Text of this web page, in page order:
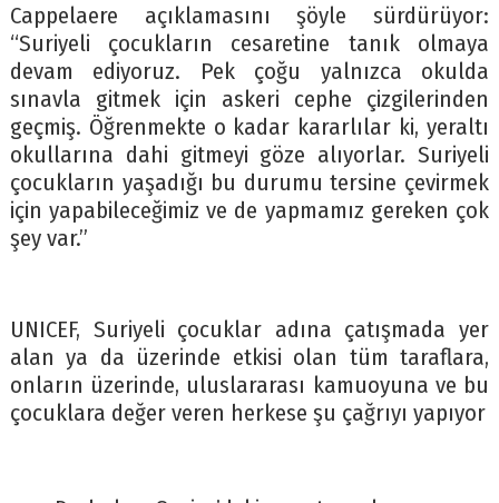
Cappelaere açıklamasını şöyle sürdürüyor:
“Suriyeli çocukların cesaretine tanık olmaya
devam ediyoruz. Pek çoğu yalnızca okulda
sınavla gitmek için askeri cephe çizgilerinden
geçmiş. Öğrenmekte o kadar kararlılar ki, yeraltı
okullarına dahi gitmeyi göze alıyorlar. Suriyeli
çocukların yaşadığı bu durumu tersine çevirmek
için yapabileceğimiz ve de yapmamız gereken çok
şey var.”
UNICEF, Suriyeli çocuklar adına çatışmada yer
alan ya da üzerinde etkisi olan tüm taraflara,
onların üzerinde, uluslararası kamuoyuna ve bu
çocuklara değer veren herkese şu çağrıyı yapıyor